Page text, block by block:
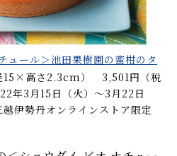
ュール＞池田果樹園の蜜柑のタ
15×高さ2.3cm） 3,501円（税
年3月15日（火）〜3月22日
伊勢丹オンラインストア限定